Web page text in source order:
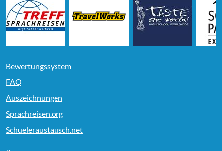
Bewertungssystem
FAQ
Auszeichnungen
Sprachreisen.org
Schueleraustausch.net